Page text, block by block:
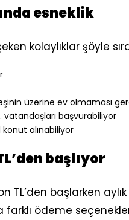
esneklik
kolaylıklar şöyle
üzerine ev olmaması
vatandaşları başvurabiliyor
konut alınabiliyor
başlıyor
TL’den başlarken
farklı ödeme